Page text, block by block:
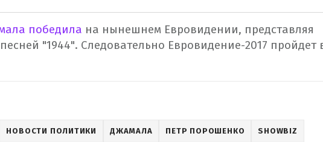
победила на нынешнем Евровидении, представляя
"1944". Следовательно Евровидение-2017 пройдет
НОВОСТИ ПОЛИТИКИ ДЖАМАЛА ПЕТР ПОРОШЕНКО SHOWBIZ